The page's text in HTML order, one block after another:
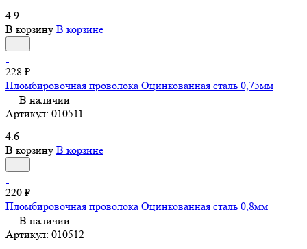
4.9
В корзину В корзине
228 ₽
Пломбировочная проволока Оцинкованная сталь 0,75мм
В наличии
Артикул: 010511
4.6
В корзину В корзине
220 ₽
Пломбировочная проволока Оцинкованная сталь 0,8мм
В наличии
Артикул: 010512